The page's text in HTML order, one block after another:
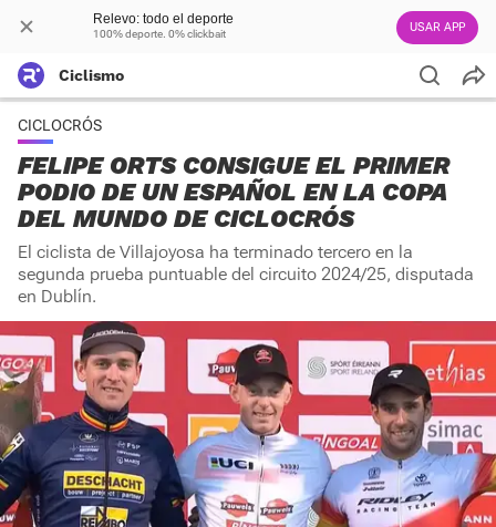
Relevo: todo el deporte
100% deporte. 0% clickbait USAR APP
Ciclismo
CICLOCRÓS
FELIPE ORTS CONSIGUE EL PRIMER
PODIO DE UN ESPAÑOL EN LA COPA
DEL MUNDO DE CICLOCRÓS
El ciclista de Villajoyosa ha terminado tercero en la
segunda prueba puntuable del circuito 2024/25, disputada
en Dublín.